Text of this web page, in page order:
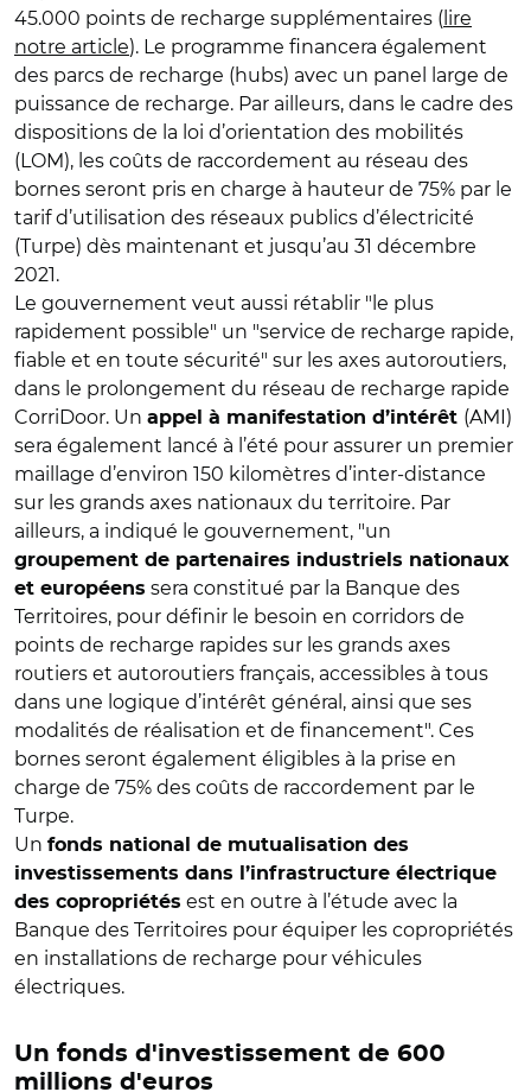
45.000 points de recharge supplémentaires ( lire
notre article). Le programme financera également
des parcs de recharge (hubs) avec un panel large de
puissance de recharge. Par ailleurs, dans le cadre des
dispositions de la loi d’orientation des mobilités
(LOM), les coûts de raccordement au réseau des
bornes seront pris en charge à hauteur de 75% par le
tarif d’utilisation des réseaux publics d’électricité
(Turpe) dès maintenant et jusqu’au 31 décembre
2021.
Le gouvernement veut aussi rétablir "le plus
rapidement possible" un "service de recharge rapide,
fiable et en toute sécurité" sur les axes autoroutiers,
dans le prolongement du réseau de recharge rapide
CorriDoor. Un appel à manifestation d’intérêt (AMI)
sera également lancé à l’été pour assurer un premier
maillage d’environ 150 kilomètres d’inter-distance
sur les grands axes nationaux du territoire. Par
ailleurs, a indiqué le gouvernement, "un
groupement de partenaires industriels nationaux
et européens sera constitué par la Banque des
Territoires, pour définir le besoin en corridors de
points de recharge rapides sur les grands axes
routiers et autoroutiers français, accessibles à tous
dans une logique d’intérêt général, ainsi que ses
modalités de réalisation et de financement". Ces
bornes seront également éligibles à la prise en
charge de 75% des coûts de raccordement par le
Turpe.
Un fonds national de mutualisation des
investissements dans l’infrastructure électrique
des copropriétés est en outre à l’étude avec la
Banque des Territoires pour équiper les copropriétés
en installations de recharge pour véhicules
électriques.
Un fonds d'investissement de 600
millions d'euros